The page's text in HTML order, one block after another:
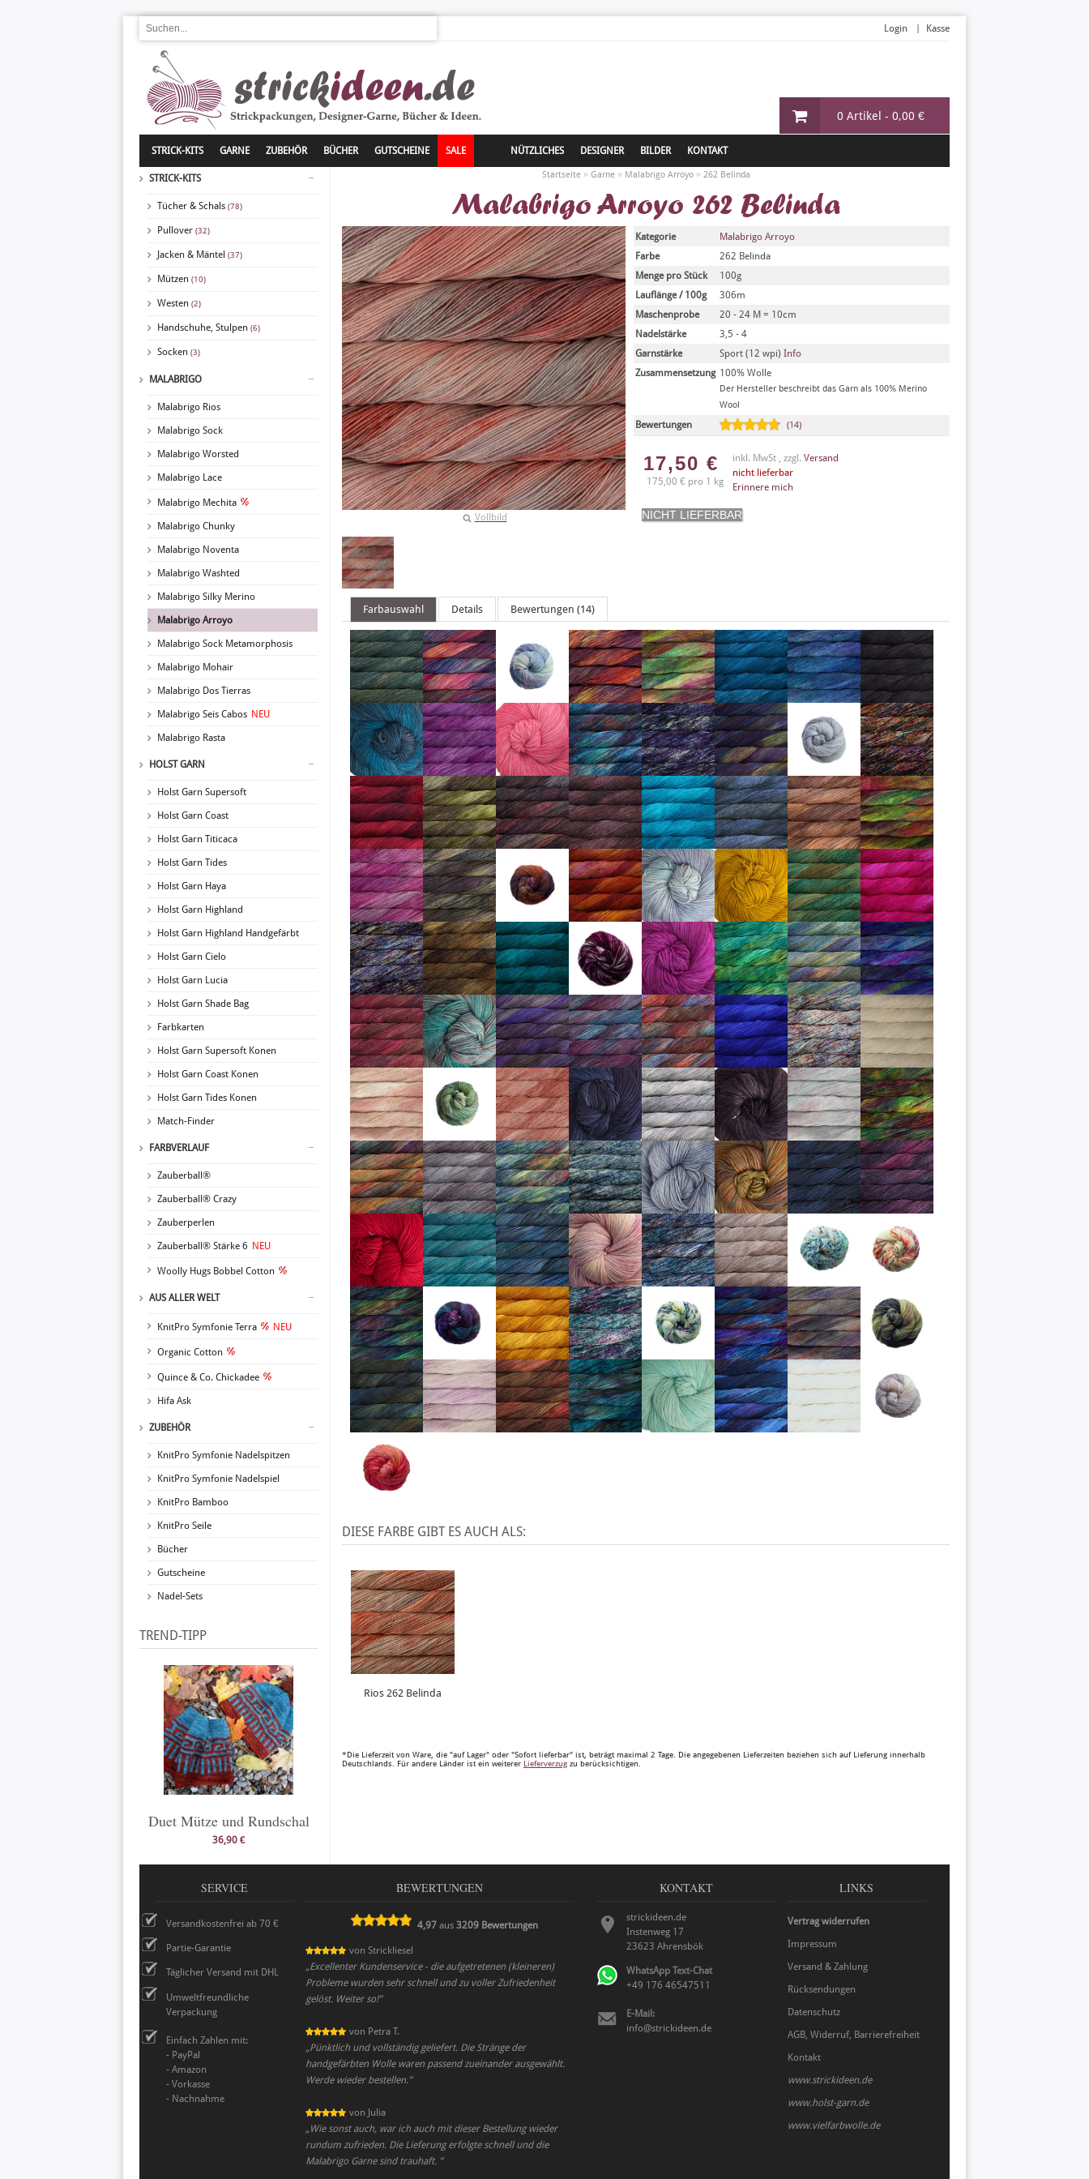
0 Artikel - 0,00 €
Login Kasse
STRICK-KITS GARNE ZUBEHÖR BÜCHER GUTSCHEINE SALE NÜTZLICHES DESIGNER BILDER KONTAKT
STRICK-KITS
Tücher & Schals (78)
Pullover (32)
Jacken & Mäntel (37)
Mützen (10)
Westen (2)
Handschuhe, Stulpen (6)
Socken (3)
MALABRIGO
Malabrigo Rios
Malabrigo Sock
Malabrigo Worsted
Malabrigo Lace
Malabrigo Mechita
Malabrigo Chunky
Malabrigo Noventa
Malabrigo Washted
Malabrigo Silky Merino
Malabrigo Arroyo
Malabrigo Sock Metamorphosis
Malabrigo Mohair
Malabrigo Dos Tierras
Malabrigo Seis Cabos NEU
Malabrigo Rasta
HOLST GARN
Holst Garn Supersoft
Holst Garn Coast
Holst Garn Titicaca
Holst Garn Tides
Holst Garn Haya
Holst Garn Highland
Holst Garn Highland Handgefärbt
Holst Garn Cielo
Holst Garn Lucia
Holst Garn Shade Bag
Farbkarten
Holst Garn Supersoft Konen
Holst Garn Coast Konen
Holst Garn Tides Konen
Match-Finder
FARBVERLAUF
Zauberball®
Zauberball® Crazy
Zauberperlen
Zauberball® Stärke 6 NEU
Woolly Hugs Bobbel Cotton
AUS ALLER WELT
KnitPro Symfonie Terra NEU
Organic Cotton
Quince & Co. Chickadee
Hifa Ask
ZUBEHÖR
KnitPro Symfonie Nadelspitzen
KnitPro Symfonie Nadelspiel
KnitPro Bamboo
KnitPro Seile
Bücher
Gutscheine
Nadel-Sets
TREND-TIPP
Duet Mütze und Rundschal
36,90 €
Startseite» Garne» Malabrigo Arroyo» 262 Belinda
Malabrigo Arroyo 262 Belinda
Vollbild
Kategorie
Malabrigo Arroyo
Farbe
262 Belinda
Menge pro Stück
100g
Lauflänge / 100g
306m
Maschenprobe
20 - 24 M = 10cm
Nadelstärke
3,5 - 4
Garnstärke
Sport (12 wpi) Info
Zusammensetzung 100% Wolle
Der Hersteller beschreibt das Garn als 100% Merino
Wool
Bewertungen (14)
17,50 €
175,00 € pro 1 kg
inkl. MwSt , zzgl. Versand
nicht lieferbar
Erinnere mich
Farbauswahl Details Bewertungen (14)
DIESE FARBE GIBT ES AUCH ALS:
Rios 262 Belinda
*Die Lieferzeit von Ware, die "auf Lager" oder "Sofort lieferbar" ist, beträgt maximal 2 Tage. Die angegebenen Lieferzeiten beziehen sich auf Lieferung innerhalb
Deutschlands. Für andere Länder ist ein weiterer Lieferverzug zu berücksichtigen.
SERVICE
Versandkostenfrei ab 70 €
Partie-Garantie
Täglicher Versand mit DHL
Umweltfreundliche
Verpackung
Einfach Zahlen mit:
- PayPal
- Amazon
- Vorkasse
- Nachnahme
BEWERTUNGEN
4,97 aus3209 Bewertungen
von Strickliesel
„Excellenter Kundenservice - die aufgetretenen (kleineren)
Probleme wurden sehr schnell und zu voller Zufriedenheit
gelöst. Weiter so!”
von Petra T.
„Pünktlich und vollständig geliefert. Die Stränge der
handgefärbten Wolle waren passend zueinander ausgewählt.
Werde wieder bestellen.”
von Julia
„Wie sonst auch, war ich auch mit dieser Bestellung wieder
rundum zufrieden. Die Lieferung erfolgte schnell und die
Malabrigo Garne sind trauhaft. ”
KONTAKT
strickideen.de
Instenweg 17
23623 Ahrensbök
WhatsApp Text-Chat
+49 176 46547511
E-Mail:
info@strickideen.de
LINKS
Vertrag widerrufen
Impressum
Versand & Zahlung
Rücksendungen
Datenschutz
AGB, Widerruf, Barrierefreiheit
Kontakt
www.strickideen.de
www.holst-garn.de
www.vielfarbwolle.de